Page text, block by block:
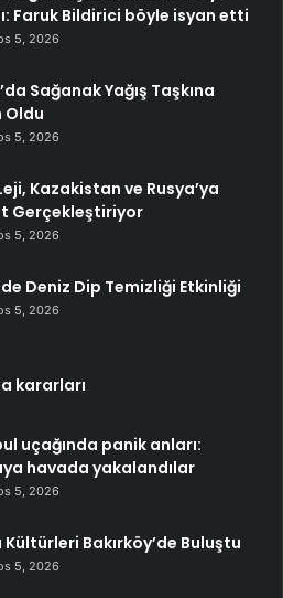
Faruk Bildirici böyle isyan etti
5, 2026
Sağanak Yağış Taşkına
Oldu
5, 2026
Kazakistan ve Rusya’ya
Gerçekleştiriyor
5, 2026
Deniz Dip Temizliği Etkinliği
5, 2026
kararları
uçağında panik anları:
havada yakalandılar
5, 2026
Kültürleri Bakırköy’de Buluştu
5, 2026